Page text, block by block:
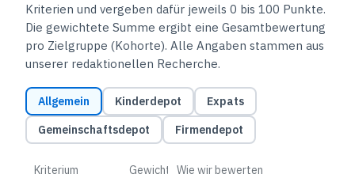
Kriterien und vergeben dafür jeweils 0 bis 100 Punkte.
Die gewichtete Summe ergibt eine Gesamtbewertung
pro Zielgruppe (Kohorte). Alle Angaben stammen aus
unserer redaktionellen Recherche.
Allgemein Kinderdepot
Expats
Gemeinschaftsdepot
Firmendepot
Bewertungskriterien und Gewichtungen für Broker-Depots nach Zielgruppe
Kriterium Gewicht Wie wir bewerten